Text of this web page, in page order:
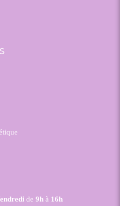
de 9h à 16h